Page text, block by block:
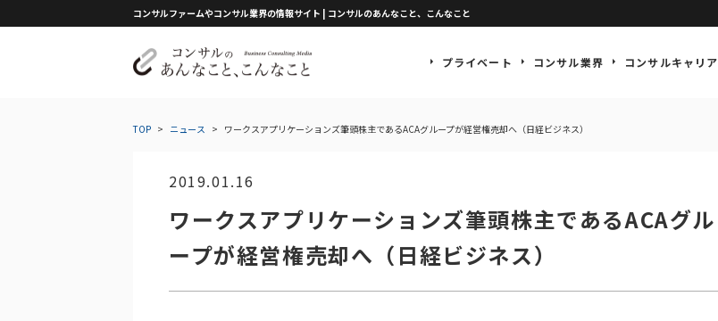
コンサルファームやコンサル業界の情報サイト | コンサルのあんなこと、こんなこと
プライベート コンサル業界 コンサルキャリア
TOP > ニュース > ワークスアプリケーションズ筆頭株主であるACAグループが経営権売却へ（日経ビジネス）
2019.01.16
ワークスアプリケーションズ筆頭株主であるACAグル
ープが経営権売却へ（日経ビジネス）